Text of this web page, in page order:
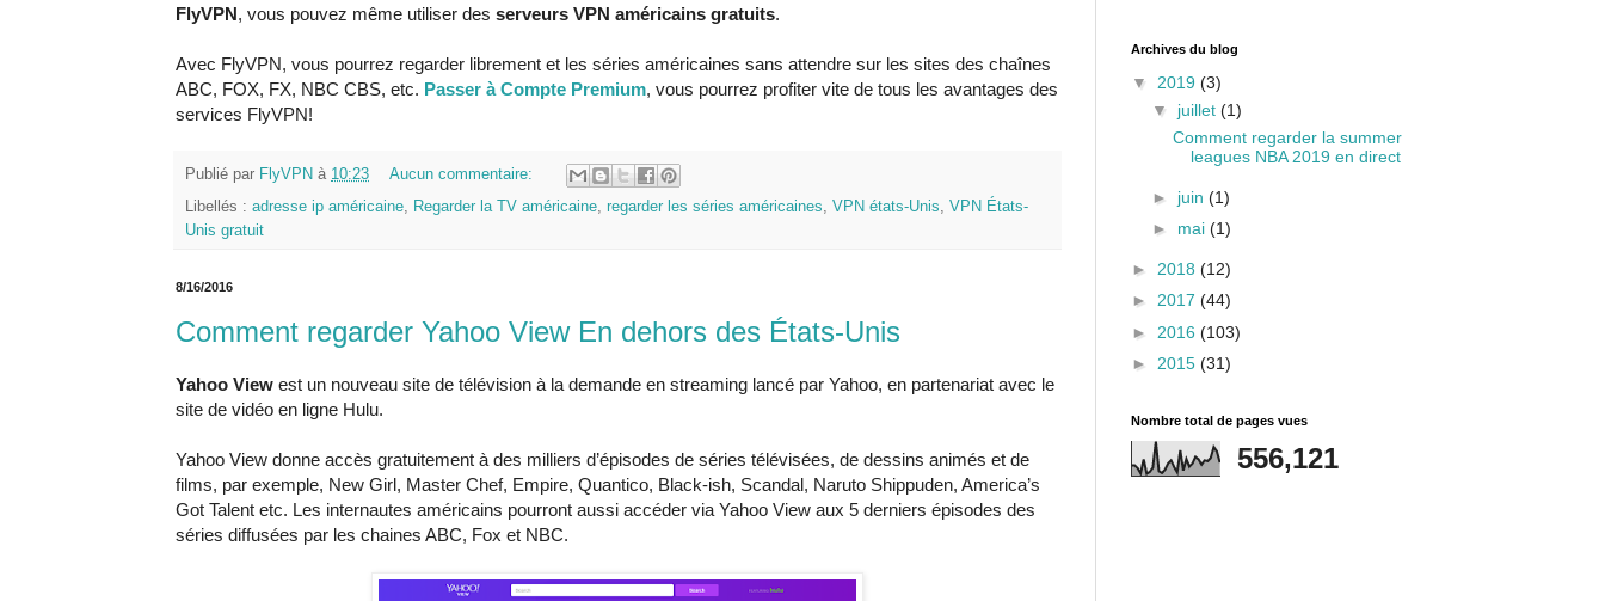
FlyVPN, vous pouvez même utiliser des serveurs VPN américains gratuits.
Avec FlyVPN, vous pourrez regarder librement et les séries américaines sans attendre sur les sites des chaînes
ABC, FOX, FX, NBC CBS, etc. Passer à Compte Premium, vous pourrez profiter vite de tous les avantages des
services FlyVPN!
Publié par FlyVPN à 10:23
Aucun commentaire:
Libellés : adresse ip américaine, Regarder la TV américaine, regarder les séries américaines, VPN états-Unis, VPN États-
Unis gratuit
8/16/2016
Comment regarder Yahoo View En dehors des États-Unis
Yahoo View est un nouveau site de télévision à la demande en streaming lancé par Yahoo, en partenariat avec le
site de vidéo en ligne Hulu.
Yahoo View donne accès gratuitement à des milliers d’épisodes de séries télévisées, de dessins animés et de
films, par exemple, New Girl, Master Chef, Empire, Quantico, Black-ish, Scandal, Naruto Shippuden, America’s
Got Talent etc. Les internautes américains pourront aussi accéder via Yahoo View aux 5 derniers épisodes des
séries diffusées par les chaines ABC, Fox et NBC.
Archives du blog
▼ 2019 (3)
▼ juillet (1)
Comment regarder la summer
leagues NBA 2019 en direct
► juin (1)
► mai (1)
► 2018 (12)
► 2017 (44)
► 2016 (103)
► 2015 (31)
Nombre total de pages vues
556,121